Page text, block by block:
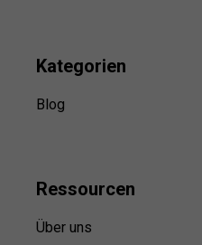
Kategorien
Blog
Ressourcen
Über uns